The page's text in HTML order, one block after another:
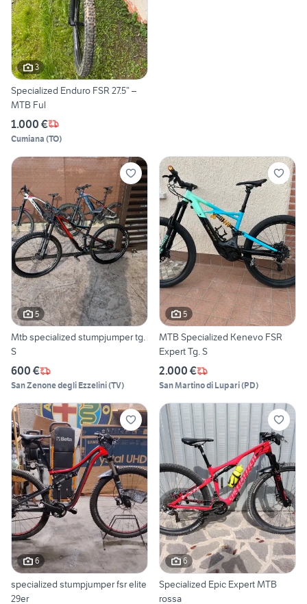
3
Specialized Enduro FSR 27.5” –
MTB Ful
1.000 €
Cumiana (TO)
5
Mtb specialized stumpjumper tg.
S
600 €
San Zenone degli Ezzelini(TV)
5
MTB Specialized Kenevo FSR
Expert Tg. S
2.000 €
San Martino di Lupari(PD)
6
specialized stumpjumper fsr elite
29er
6
Specialized Epic Expert MTB
rossa